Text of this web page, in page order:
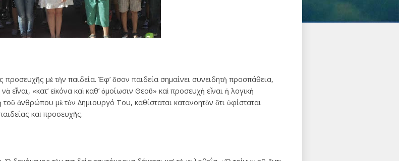
µὲ τὴν παιδεία. Ἐφ’ ὅσον παιδεία σηµαίνει συνειδητὴ προσπάθεια,
εἶναι, «κατ’ εἰκόνα καὶ καθ’ ὁµοίωσιν Θεοῦ» καὶ προσευχὴ εἶναι ἡ λογικὴ
ἀνθρώπου µὲ τὸν ∆ηµιουργό Του, καθίσταται κατανοητὸν ὅτι ὑφίσταται
καὶ προσευχῆς.